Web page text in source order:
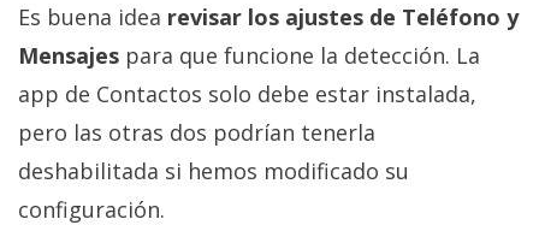
Es buena idea revisar los ajustes de Teléfono y
Mensajes para que funcione la detección. La
app de Contactos solo debe estar instalada,
pero las otras dos podrían tenerla
deshabilitada si hemos modificado su
configuración.